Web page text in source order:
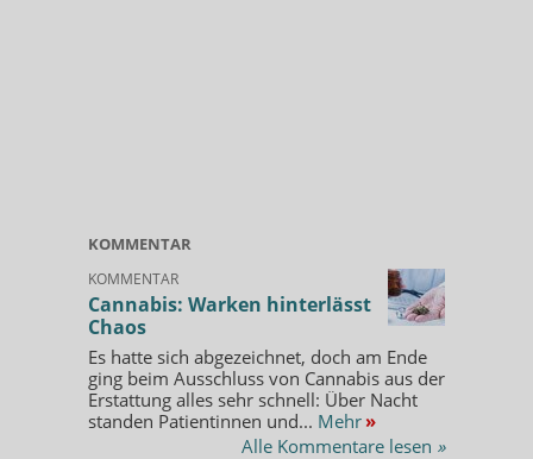
KOMMENTAR
KOMMENTAR
Cannabis: Warken hinterlässt
Chaos
Es hatte sich abgezeichnet, doch am Ende
ging beim Ausschluss von Cannabis aus der
Erstattung alles sehr schnell: Über Nacht
standen Patientinnen und... Mehr »
Alle Kommentare lesen »